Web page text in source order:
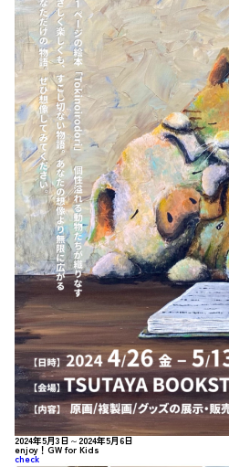
2024年5月3日～2024年5月6日
enjoy！GW for Kids
check